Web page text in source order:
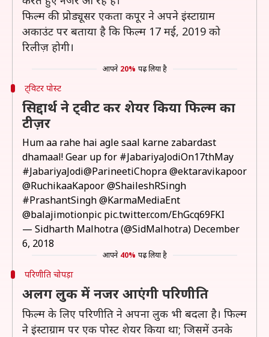
फिल्म की प्रोड्यूसर एकता कपूर ने अपने इंस्टाग्राम
अकाउंट पर बताया है कि फिल्म 17 मई, 2019 को
रिलीज़ होगी।
आपने 20% पढ़ लिया है
ट्विटर पोस्ट
सिद्दार्थ ने ट्वीट कर शेयर किया फिल्म का
टीज़र
Hum aa rahe hai agle saal karne zabardast
dhamaal! Gear up for #JabariyaJodiOn17thMay
#JabariyaJodi@ParineetiChopra@ektaravikapoor
@RuchikaaKapoor@ShaileshRSingh
#PrashantSingh@KarmaMediaEnt
@balajimotionpic pic.twitter.com/EhGcq69FKI
— Sidharth Malhotra (@SidMalhotra) December
6, 2018
आपने 40% पढ़ लिया है
परिणीति चोपड़ा
अलग लुक में नजर आएंगी परिणीति
फिल्म के लिए परिणीति ने अपना लुक भी बदला है। फिल्म
ने इंस्टाग्राम पर एक पोस्ट शेयर किया था; जिसमें उनके